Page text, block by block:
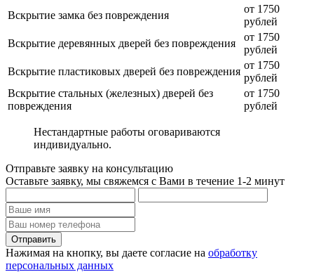
Вскрытие замка без повреждения
от 1750
рублей
Вскрытие деревянных дверей без повреждения
от 1750
рублей
Вскрытие пластиковых дверей без повреждения
от 1750
рублей
Вскрытие стальных (железных) дверей без
повреждения
от 1750
рублей
Нестандартные работы оговариваются
индивидуально.
Отправьте заявку на консультацию
Оставьте заявку, мы свяжемся с Вами в течение 1-2 минут
Нажимая на кнопку, вы даете согласие на обработку
персональных данных